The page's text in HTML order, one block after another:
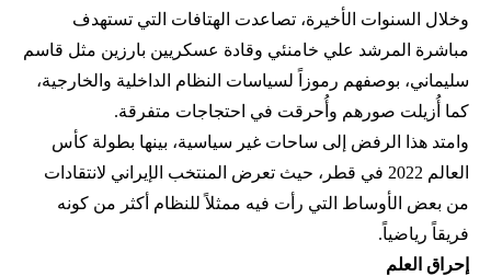
وخلال السنوات الأخيرة، تصاعدت الهتافات التي تستهدف
مباشرة المرشد علي خامنئي وقادة عسكريين بارزين مثل قاسم
سليماني، بوصفهم رموزاً لسياسات النظام الداخلية والخارجية،
كما أُزيلت صورهم وأُحرقت في احتجاجات متفرقة.
وامتد هذا الرفض إلى ساحات غير سياسية، بينها بطولة كأس
العالم 2022 في قطر، حيث تعرض المنتخب الإيراني لانتقادات
من بعض الأوساط التي رأت فيه ممثلاً للنظام أكثر من كونه
فريقاً رياضياً.
إحراق العلم